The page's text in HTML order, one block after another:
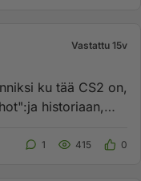
Vastattu 15v
ku tää CS2 on,
historiaan,
1 415 0